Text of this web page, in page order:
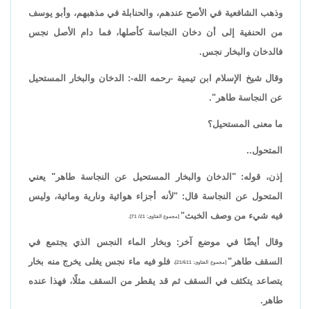
وذهب الشافعية في الأصح عندهم، والحنابلة في مذهبهم، وأبو يوسف
من الحنفية إلى أن دخان النجاسة كأصلها، فما دام الأصل نجس
فالدخان والبخار نجس.
وقال شيخ الإسلام ابن تيمية -رحمه الله-: الدخان والبخار المستحيل
عن النجاسة طاهر".
ما معنى المستحيل؟
المتحول..
إذن، قوله: "الدخان والبخار المستحيل عن النجاسة طاهر" يعني
المتحول عن النجاسة قال: "لأنه أجزاء هوائية ونارية ومائية، وليس
فيه شيء من وصف الخبث" [مجموع الفتاوى: 21/ 71].
وقال أيضًا في موضع آخر: وبخار الماء النجس الذي يجتمع في
السقف طاهر" [مجموع الفتاوى: 21/611]،
فلو فيه ماء نجس يغلى يخرج منه بخار
يتصاعد يتكثف في السقف ثم قد يقطر من السقف مثلًا، فهذا عنده
طاهر.